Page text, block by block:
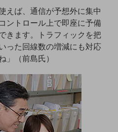
えば、通信が予想外に集中
ントロール上で即座に予備
きます。トラフィックを把
った回線数の増減にも対応
」（前島氏）